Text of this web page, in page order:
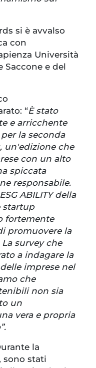
si è avvalso
con
Università
Saccone e del
“È stato
e arricchente
la seconda
un'edizione che
con un alto
spiccata
responsabile.
ABILITY della
startup
fortemente
promuovere la
survey che
a indagare la
imprese nel
che
non sia
un
vera e propria
la
sono stati